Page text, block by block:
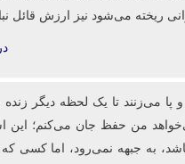
ریخته می‌شود نیز ارزش قائل
تا یک لحظه دیگر زنده
من حفظ جان می‌کنم؛ این
به جبهه نمی‌رود، اما کسی